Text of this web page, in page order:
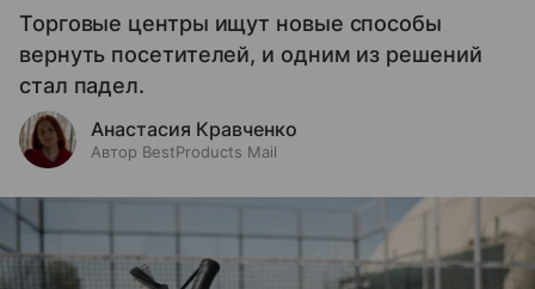
Торговые центры ищут новые способы
вернуть посетителей, и одним из решений
стал падел.
Анастасия Кравченко
Автор BestProducts Mail